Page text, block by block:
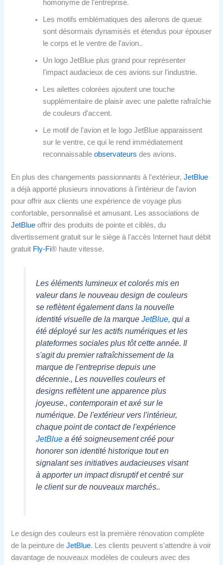
homonyme de l'entreprise.
Les motifs emblématiques des ailerons de queue
sont désormais dynamisés et étendus pour épouser
le corps et le ventre de l'avion..
Un logo JetBlue plus grand pour représenter
l'impact audacieux de ces avions sur l'industrie.
Les ailettes colorées ajoutent une touche
supplémentaire de plaisir avec une palette rafraîchie
de couleurs d'accent.
Le motif de l'avion et le logo JetBlue apparaissent
sur le ventre, ce qui le rend immédiatement
reconnaissableobservateurs des avions.
En plus des changements passionnants à l'extérieur,JetBlue
a déjà apporté plusieurs innovations à l'intérieur de l'avion
pour offrir aux clients une expérience de voyage plus
confortable, personnalisé et amusant. Les associations de
JetBlue offrir des produits de pointe et ciblés, du
divertissement gratuit sur le siège à l'accès Internet haut débit
gratuit Fly-Fi® haute vitesse.
Les éléments lumineux et colorés mis en
valeur dans le nouveau design de couleurs
se reflètent également dans la nouvelle
identité visuelle de la marque JetBlue, qui a
été déployé sur les actifs numériques et les
plateformes sociales plus tôt cette année. Il
s'agit du premier rafraîchissement de la
marque de l'entreprise depuis une
décennie., Les nouvelles couleurs et
designs reflètent une apparence plus
joyeuse., contemporain et axé sur le
numérique. De l'extérieur vers l'intérieur,
chaque point de contact de l'expérience
JetBluea été soigneusement créé pour
honorer son identité historique tout en
signalant ses initiatives audacieuses visant
à apporter un impact disruptif et centré sur
le client sur de nouveaux marchés..
Le design des couleurs est la première rénovation complète
de la peinture deJetBlue. Les clients peuvent s'attendre à voir
davantage de nouveaux modèles de couleurs avec des